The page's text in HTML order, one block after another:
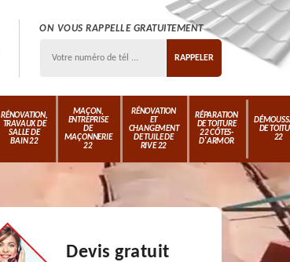
ON VOUS RAPPELLE GRATUITEMENT
RÉNOVATION,
TRAVAUX DE
SALLE DE
BAIN 22
MAÇON,
ENTREPRISE
DE
MAÇONNERIE
22
RÉNOVATION
ET
CHANGEMENT
DE TUILE DE
RIVE 22
RÉPARATION
DE TOITURE
22 CÔTES-
D'ARMOR
DE
22
Devis gratuit